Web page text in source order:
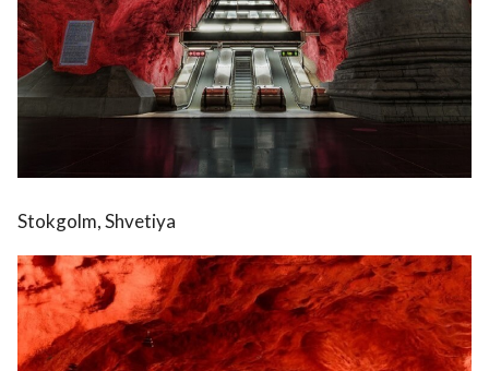
Stokgolm, Shvetiya